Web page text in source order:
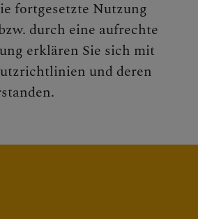
fortgesetzte Nutzung
durch eine aufrechte
erklären Sie sich mit
und deren